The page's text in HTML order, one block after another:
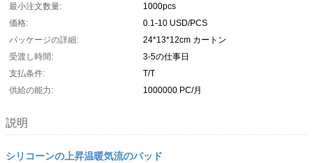
最小注文数量:
1000pcs
価格:
0.1-10 USD/PCS
パッケージの詳細:
24*13*12cm カートン
受渡し時間:
3-5の仕事日
支払条件:
T/T
供給の能力:
1000000 PC/月
説明
シリコーンの上昇温暖気流のパッド